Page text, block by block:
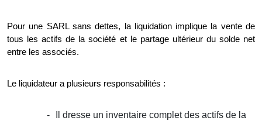
Pour une SARL sans dettes, la liquidation implique la vente de
tous les actifs de la société et le partage ultérieur du solde net
entre les associés.
Le liquidateur a plusieurs responsabilités :
Il dresse un inventaire complet des actifs de la